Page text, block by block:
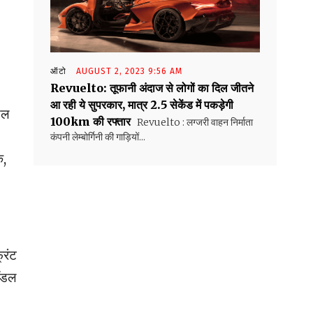
ऑटो AUGUST 2, 2023 9:56 AM
Revuelto: तूफानी अंदाज से लोगों का दिल जीतने
आ रही ये सुपरकार, मात्र 2.5 सेकेंड में पकड़ेगी
100km की रफ्तार Revuelto : लग्जरी वाहन निर्माता
कंपनी लेम्बोर्गिनी की गाड़ियों...